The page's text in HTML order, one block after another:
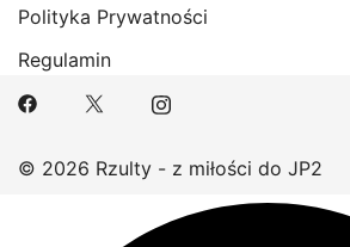
Polityka Prywatności
Regulamin
© 2026 Rzulty - z miłości do JP2